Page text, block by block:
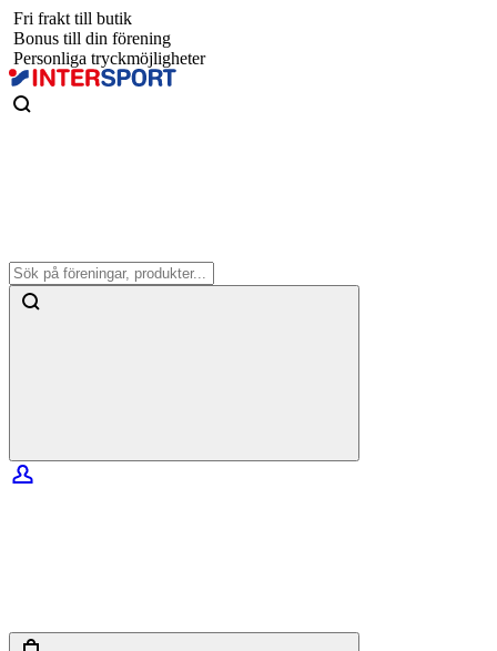
Fri frakt till butik
Bonus till din förening
Personliga tryckmöjligheter